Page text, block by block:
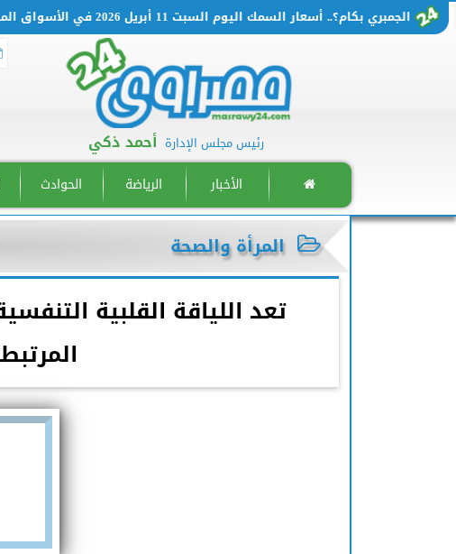
الجمبري بكام؟.. أسعار السمك اليوم السبت 11 أبريل 2026 في الأسواق المصرية
رئيس مجلس الإدارة أحمد ذكي
الأخبار الرياضة الحوادث
المرأة والصحة
تعد اللياقة القلبية